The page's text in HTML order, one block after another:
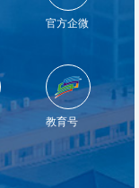
官方企微
教育号